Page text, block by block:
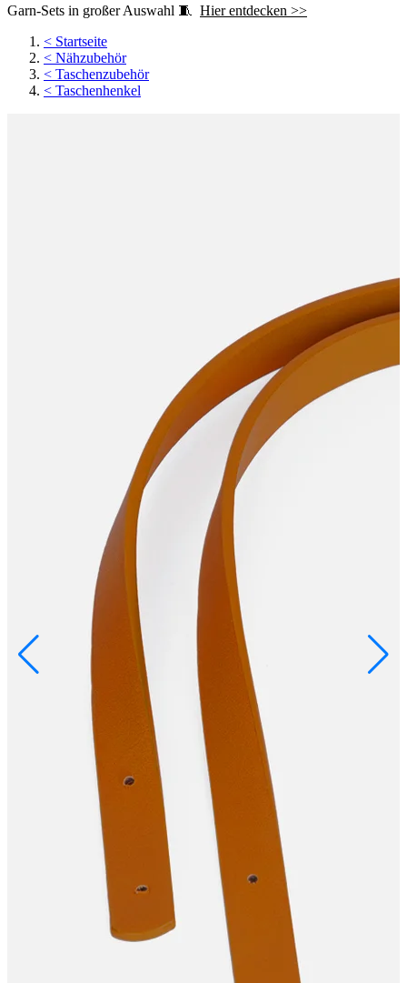
Garn-Sets in großer Auswahl 🧵 Hier entdecken >>
< Startseite
< Nähzubehör
< Taschenzubehör
< Taschenhenkel